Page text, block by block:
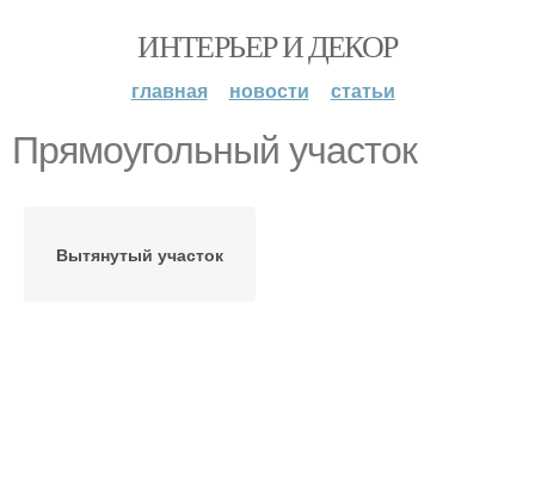
ИНТЕРЬЕР И ДЕКОР
главная новости статьи
Прямоугольный участок
Вытянутый участок